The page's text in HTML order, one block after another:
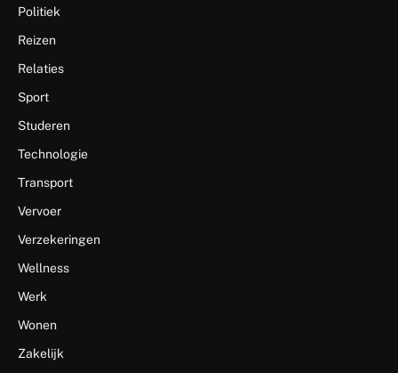
Politiek
Reizen
Relaties
Sport
Studeren
Technologie
Transport
Vervoer
Verzekeringen
Wellness
Werk
Wonen
Zakelijk